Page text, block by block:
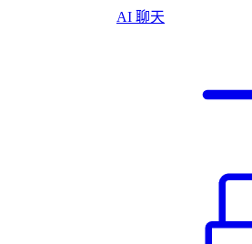
AI 聊天